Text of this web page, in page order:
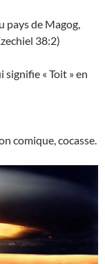
pays de Magog,
38:2)
signifie « Toit » en
comique, cocasse.